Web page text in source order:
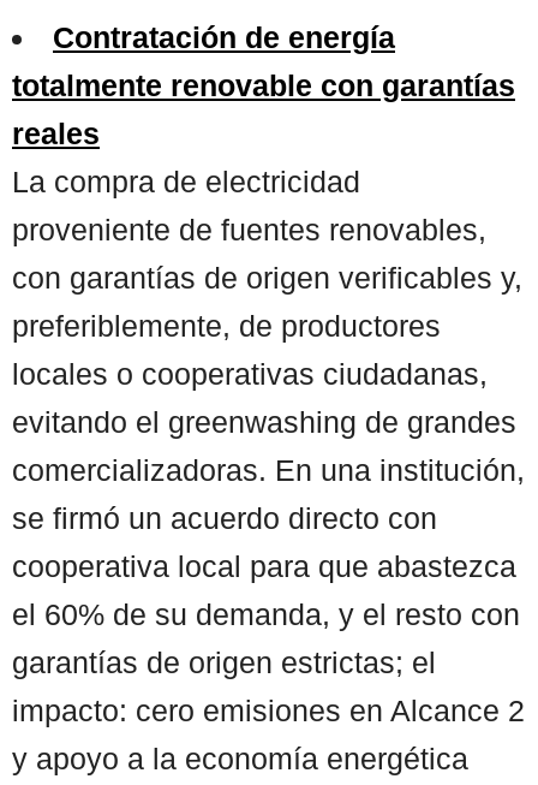
Contratación de energía
totalmente renovable con garantías
reales
La compra de electricidad
proveniente de fuentes renovables,
con garantías de origen verificables y,
preferiblemente, de productores
locales o cooperativas ciudadanas,
evitando el greenwashing de grandes
comercializadoras. En una institución,
se firmó un acuerdo directo con
cooperativa local para que abastezca
el 60% de su demanda, y el resto con
garantías de origen estrictas; el
impacto: cero emisiones en Alcance 2
y apoyo a la economía energética